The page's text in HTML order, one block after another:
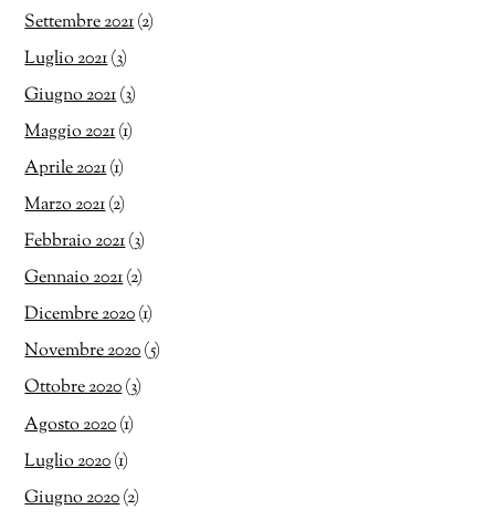
Settembre 2021(2)
Luglio 2021(3)
Giugno 2021(3)
Maggio 2021(1)
Aprile 2021(1)
Marzo 2021(2)
Febbraio 2021(3)
Gennaio 2021(2)
Dicembre 2020(1)
Novembre 2020(5)
Ottobre 2020(3)
Agosto 2020(1)
Luglio 2020(1)
Giugno 2020(2)